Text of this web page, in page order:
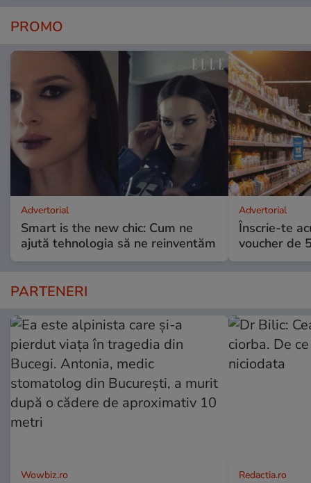
PROMO
Advertorial
Smart is the new chic: Cum ne
ajută tehnologia să ne reinventăm
Advertorial
Înscrie-te
voucher de
PARTENERI
Wowbiz.ro Redactia.ro